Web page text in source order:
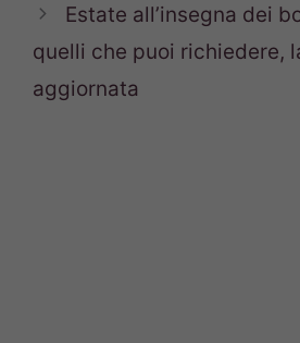
Estate all’insegna dei
quelli che puoi richiedere,
aggiornata